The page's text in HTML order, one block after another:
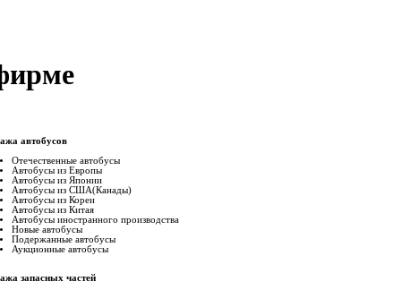
автобусов
Отечественные автобусы
Автобусы из Европы
Автобусы из Японии
Автобусы из США(Канады)
Автобусы из Кореи
Автобусы из Китая
Автобусы иностранного производства
Новые автобусы
Подержанные aвтобусы
Аукционные aвтобусы
запасных частей